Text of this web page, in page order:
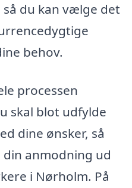
du kan vælge det
behov.
processen
skal blot udfylde
dine ønsker, så
anmodning ud
i Nørholm. På